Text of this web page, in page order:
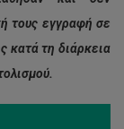
τους εγγραφή σε
κατά τη διάρκεια